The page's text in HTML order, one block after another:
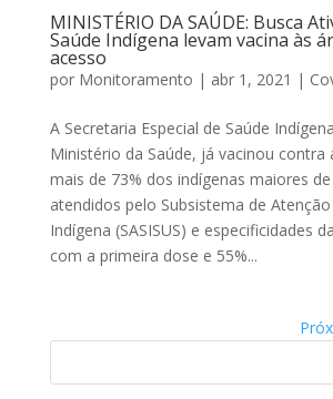
MINISTÉRIO DA SAÚDE: Busca
Saúde Indígena levam vacina às
acesso
por Monitoramento | abr 1, 2021 |
A Secretaria Especial de Saúde
Ministério da Saúde, já vacinou contra
mais de 73% dos indígenas maiores
atendidos pelo Subsistema de Atenção
Indígena (SASISUS) e especificidades
com a primeira dose e 55%...